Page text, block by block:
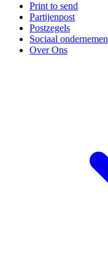
Print to send
Partijenpost
Postzegels
Sociaal ondernemen
Over Ons